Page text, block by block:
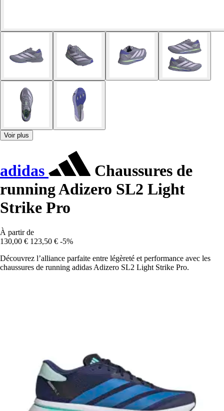
Voir plus
adidas
Chaussures de
running Adizero SL2 Light
Strike Pro
À partir de
130,00 € 123,50 € -5%
Découvrez l’alliance parfaite entre légèreté et performance avec les
chaussures de running adidas Adizero SL2 Light Strike Pro.